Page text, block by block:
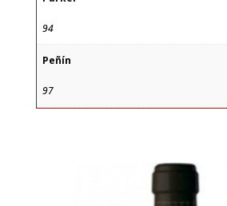
94
Peñín
97